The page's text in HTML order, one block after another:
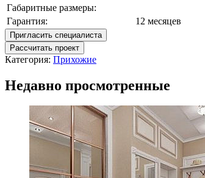
Габаритные размеры:
Гарантия:
12 месяцев
Пригласить специалиста
Рассчитать проект
Категория: Прихожие
Недавно просмотренные